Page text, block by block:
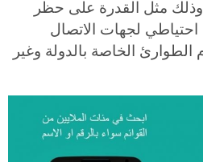
مثل القدرة على حظر
احتياطي لجهات الاتصال
الخاصة بالدولة وغير